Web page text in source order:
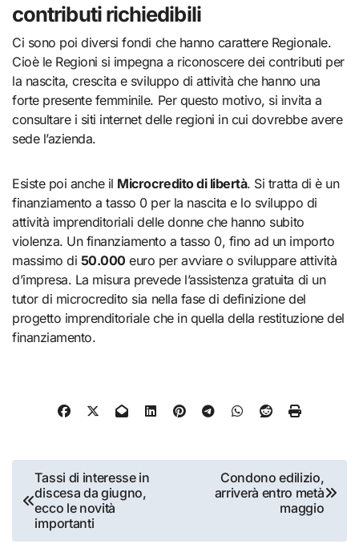
contributi richiedibili
Ci sono poi diversi fondi che hanno carattere Regionale.
Cioè le Regioni si impegna a riconoscere dei contributi per
la nascita, crescita e sviluppo di attività che hanno una
forte presente femminile. Per questo motivo, si invita a
consultare i siti internet delle regioni in cui dovrebbe avere
sede l’azienda.
Esiste poi anche il Microcredito di libertà. Si tratta di è un
finanziamento a tasso 0 per la nascita e lo sviluppo di
attività imprenditoriali delle donne che hanno subito
violenza. Un finanziamento a tasso 0, fino ad un importo
massimo di 50.000 euro per avviare o sviluppare attività
d’impresa. La misura prevede l’assistenza gratuita di un
tutor di microcredito sia nella fase di definizione del
progetto imprenditoriale che in quella della restituzione del
finanziamento.
Navigazione
articoli
Tassi di interesse in
discesa da giugno,
ecco le novità
importanti
Condono edilizio,
arriverà entro metà
maggio